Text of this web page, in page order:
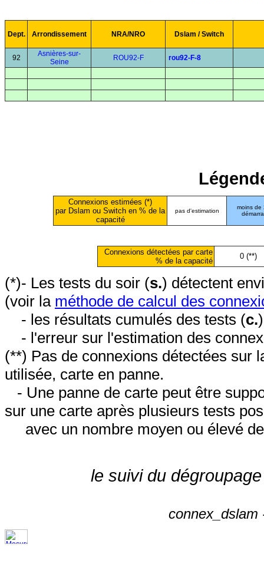
Dept. Arrondissement NRA/NRO Dslam / Switch
92
Asnières-sur-
Seine
ROU92-F rou92-F-8
Connexions estimées (*)
par Dslam ou Switch en % de la
capacité
pas d'estimation
moins de
Connexions détectées par carte
% de la capacité
0 (**)
(*)- Les tests du soir (s.) détectent
(voir la méthode de calcul des
- les résultats cumulés des tests (c.
- l'erreur sur l'estimation des
(**) Pas de connexions détectées sur
utilisée, carte en panne.
- Une panne de carte peut être
sur une carte après plusieurs tests
avec un nombre moyen ou élevé
le suivi du
connex_dslam